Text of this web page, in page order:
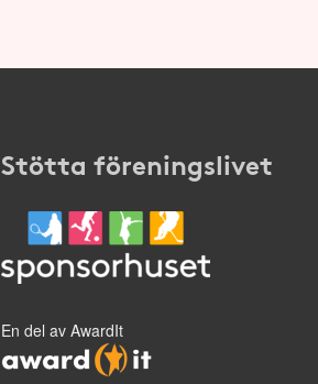
Stötta föreningslivet
En del av AwardIt